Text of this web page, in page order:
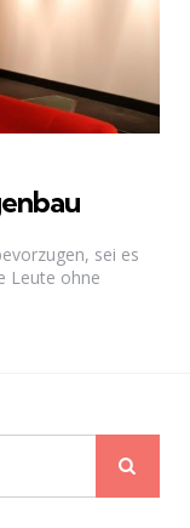
sei es
Leute ohne